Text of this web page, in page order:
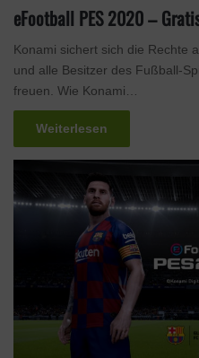
eFootball PES 2020 –
Konami sichert sich die Rechte
und alle Besitzer des Fußball-
freuen. Wie Konami…
Weiterlesen